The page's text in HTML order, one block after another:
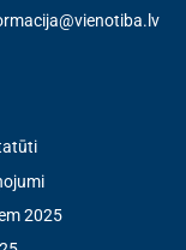
2025